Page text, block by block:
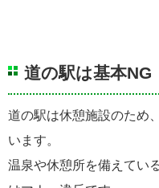
道の駅は基本NG
道の駅は休憩施設のため
います。
温泉や休憩所を備えてい